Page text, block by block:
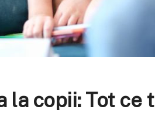
la copii: Tot ce